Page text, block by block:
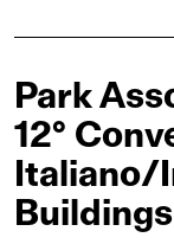
Park
12°
Italiano/
Buildings